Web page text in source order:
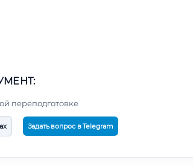
переподготовке
Задать вопрос в Telegram